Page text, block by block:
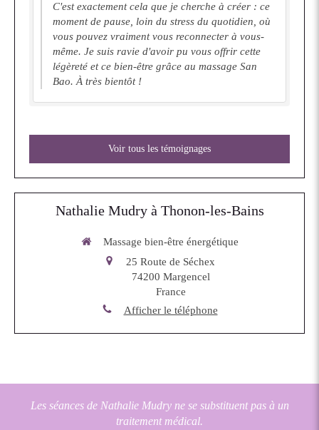
C'est exactement cela que je cherche à créer : ce
moment de pause, loin du stress du quotidien, où
vous pouvez vraiment vous reconnecter à vous-
même. Je suis ravie d'avoir pu vous offrir cette
légèreté et ce bien-être grâce au massage San
Bao. À très bientôt !
Voir tous les témoignages
Nathalie Mudry à Thonon-les-Bains
Massage bien-être énergétique
25 Route de Séchex
74200 Margencel
France
Afficher le téléphone
Les séances de Nathalie Mudry ne se substituent pas à un
traitement médical.